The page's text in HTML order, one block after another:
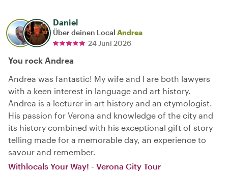
Daniel
Über deinen Local Andrea
24 Juni 2026
You rock Andrea
Andrea was fantastic! My wife and l are both lawyers
with a keen interest in language and art history.
Andrea is a lecturer in art history and an etymologist.
His passion for Verona and knowledge of the city and
its history combined with his exceptional gift of story
telling made for a memorable day, an experience to
savour and remember.
Withlocals Your Way! - Verona City Tour